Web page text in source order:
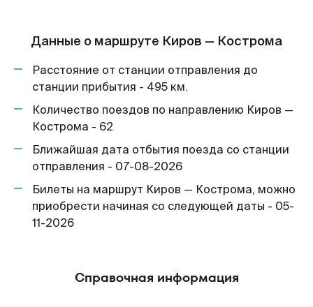
Данные о маршруте Киров — Кострома
Расстояние от станции отправления до
станции прибытия - 495 км.
Количество поездов по направлению Киров —
Кострома - 62
Ближайшая дата отбытия поезда со станции
отправления - 07-08-2026
Билеты на маршрут Киров — Кострома, можно
приобрести начиная со следующей даты - 05-
11-2026
Справочная информация